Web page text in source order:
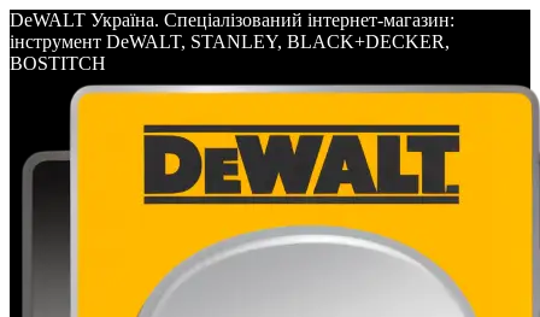
DeWALT Україна. Спеціалізований інтернет-магазин:
інструмент DeWALT, STANLEY, BLACK+DECKER,
BOSTITCH